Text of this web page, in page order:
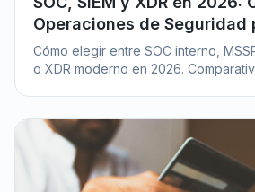
Operaciones de Seguridad
Grandes Empresas
Cómo elegir entre SOC interno,
o XDR moderno en 2026.